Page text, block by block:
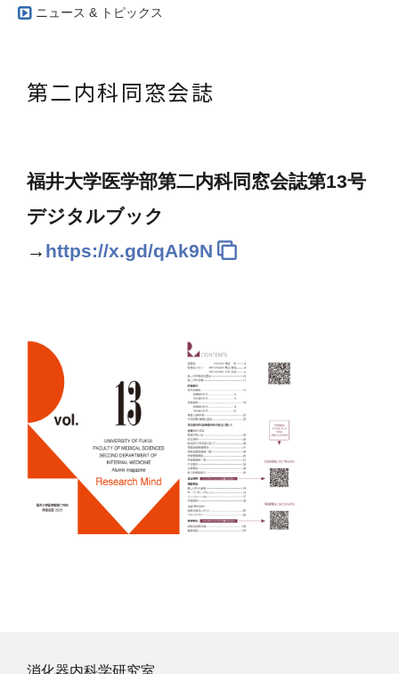
第二代同窓会会長挨拶
ニュース & トピックス
第二内科同窓会誌
福井大学医学部第二内科同窓会誌第13号
デジタルブック
→ https://x.gd/qAk9N